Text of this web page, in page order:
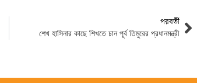
পরবর্তী
শেখ হাসিনার কাছে শিখতে চান পূর্ব তিমুরের প্রধানমন্ত্রী